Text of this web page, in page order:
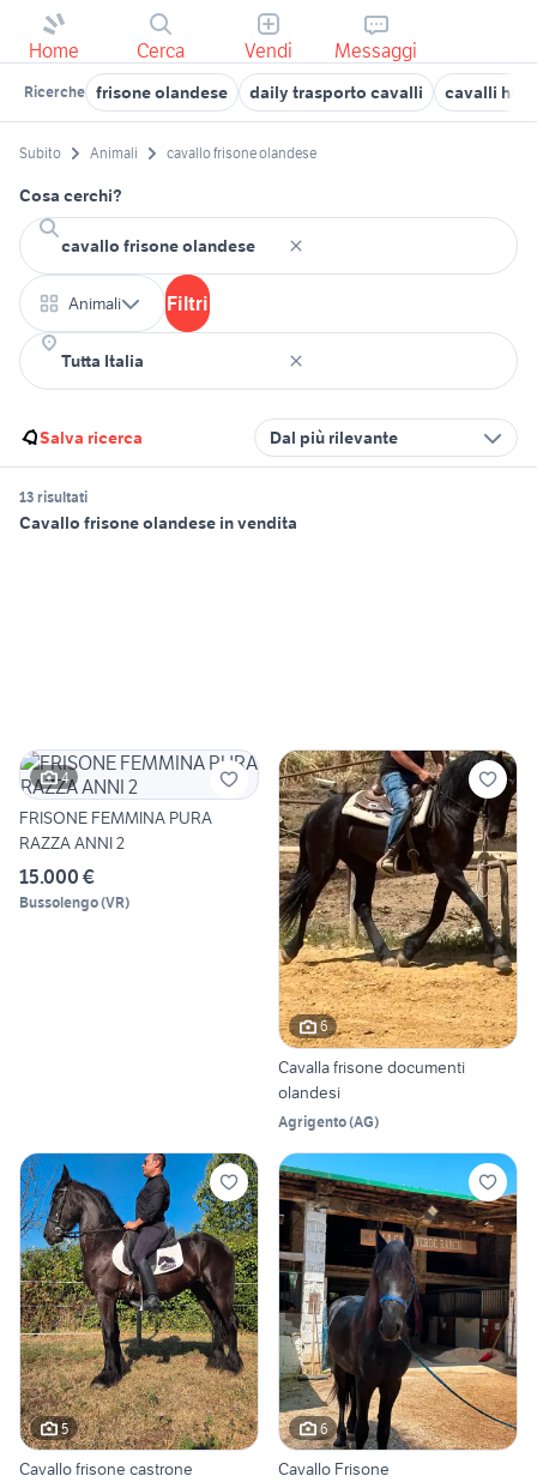
Home Cerca Vendi Messaggi
Ricerche frisone olandese daily trasporto cavalli cavalli
Subito Animali cavallo frisone olandese
Cosa cerchi?
Animali Filtri
Salva ricerca Dal più rilevante
13 risultati
Cavallo frisone olandese in vendita
4
FRISONE FEMMINA PURA
RAZZA ANNI 2
15.000 €
Bussolengo(VR)
6
Cavalla frisone documenti
olandesi
Agrigento(AG)
5
Cavallo frisone castrone
6
Cavallo Frisone